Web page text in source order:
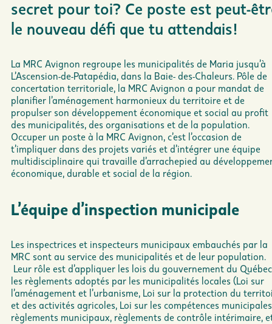
secret pour toi? Ce poste est peut-
le nouveau défi que tu attendais!
La MRC Avignon regroupe les municipalités de Maria jusqu’à
L’Ascension-de-Patapédia, dans la Baie- des-Chaleurs. Pôle de
concertation territoriale, la MRC Avignon a pour mandat de
planifier l’aménagement harmonieux du territoire et de
propulser son développement économique et social au profit
des municipalités, des organisations et de la population.
Occuper un poste à la MRC Avignon, c’est l’occasion de
t’impliquer dans des projets variés et d’intégrer une équipe
multidisciplinaire qui travaille d’arrachepied au
économique, durable et social de la région.
L’équipe d’inspection municipale
Les inspectrices et inspecteurs municipaux embauchés par la
MRC sont au service des municipalités et de leur population.
Leur rôle est d’appliquer les lois du gouvernement du
les règlements adoptés par les municipalités locales (Loi sur
l’aménagement et l’urbanisme, Loi sur la protection du
et des activités agricoles, Loi sur les compétences
règlements municipaux, règlements de contrôle intérimaire,